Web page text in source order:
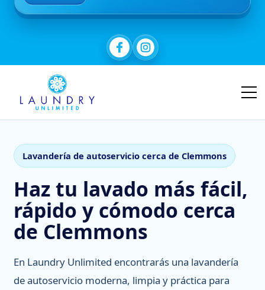
Lavandería de autoservicio cerca de Clemmons
Haz tu lavado más fácil,
rápido y cómodo cerca
de Clemmons
En Laundry Unlimited encontrarás una lavandería
de autoservicio moderna, limpia y práctica para